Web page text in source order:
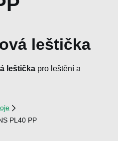
leštička
leštička pro leštění a
PL40 PP